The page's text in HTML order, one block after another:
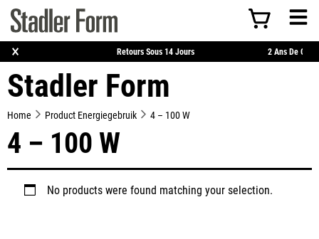
×À Partir De 50 € Retours Sous 14 Jours
Stadler Form
Home Product Energiegebruik 4 – 100 W
4 – 100 W
No products were found matching your selection.